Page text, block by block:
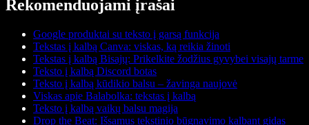
Rekomenduojami įrašai
Google produktai su teksto į garsą funkcija
Tekstas į kalbą Canva: viskas, ką reikia žinoti
Tekstas į kalbą Bisajų: Prikelkite žodžius gyvybei visajų tarme
Teksto į kalbą Discord botas
Teksto į kalbą kūdikio balsu – žavinga naujovė
Viskas apie Balabolka: tekstas į kalbą
Teksto į kalbą vaikų balsu magija
Drop the Beat: Išsamus tekstinio būgnavimo kalbant gidas